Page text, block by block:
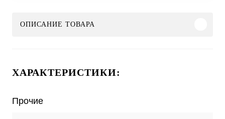
ОПИСАНИЕ ТОВАРА
ХАРАКТЕРИСТИКИ:
Прочие